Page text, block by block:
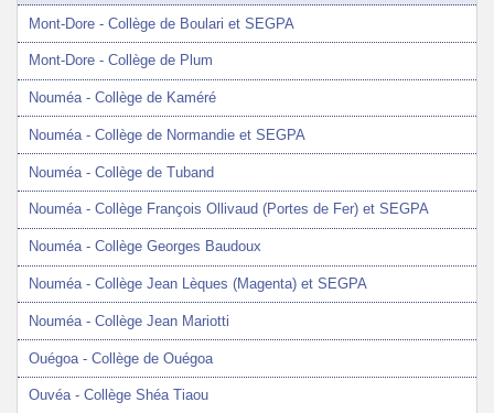
Mont-Dore - Collège de Boulari et SEGPA
Mont-Dore - Collège de Plum
Nouméa - Collège de Kaméré
Nouméa - Collège de Normandie et SEGPA
Nouméa - Collège de Tuband
Nouméa - Collège François Ollivaud (Portes de Fer) et SEGPA
Nouméa - Collège Georges Baudoux
Nouméa - Collège Jean Lèques (Magenta) et SEGPA
Nouméa - Collège Jean Mariotti
Ouégoa - Collège de Ouégoa
Ouvéa - Collège Shéa Tiaou